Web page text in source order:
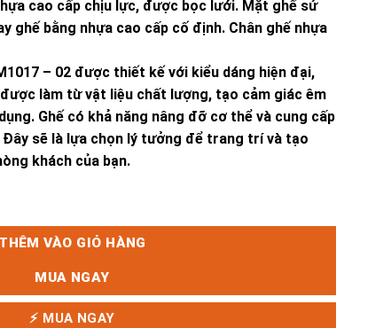
cao cấp chịu lực, được bọc lưới. Mặt ghế sử
ghế bằng nhựa cao cấp cố định. Chân ghế nhựa
– 02 được thiết kế với kiểu dáng hiện đại,
làm từ vật liệu chất lượng, tạo cảm giác êm
Ghế có khả năng nâng đỡ cơ thể và cung cấp
sẽ là lựa chọn lý tưởng để trang trí và tạo
khách của bạn.
THÊM VÀO GIỎ HÀNG
MUA NGAY
⚡ MUA NGAY